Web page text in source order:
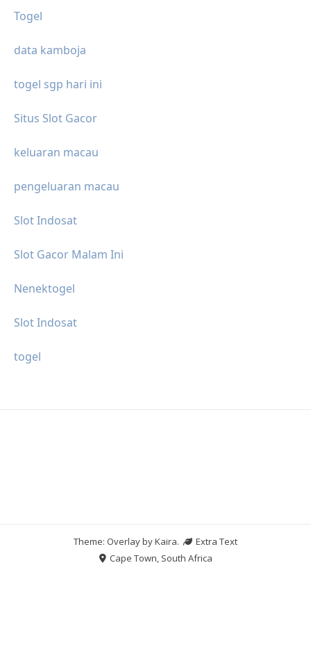
Togel
data kamboja
togel sgp hari ini
Situs Slot Gacor
keluaran macau
pengeluaran macau
Slot Indosat
Slot Gacor Malam Ini
Nenektogel
Slot Indosat
togel
Theme: Overlay byKaira.
Extra Text
Cape Town, South Africa